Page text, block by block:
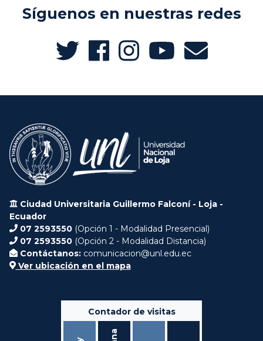
Síguenos en nuestras redes
Ciudad Universitaria Guillermo Falconí - Loja -
Ecuador
07 2593550 (Opción 1 - Modalidad Presencial)
07 2593550 (Opción 2 - Modalidad Distancia)
Contáctanos: comunicacion@unl.edu.ec
Ver ubicación en el mapa
Contador de visitas